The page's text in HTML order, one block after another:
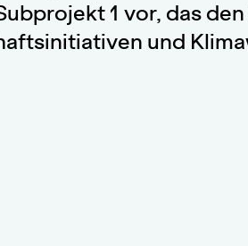
1 vor, das
und